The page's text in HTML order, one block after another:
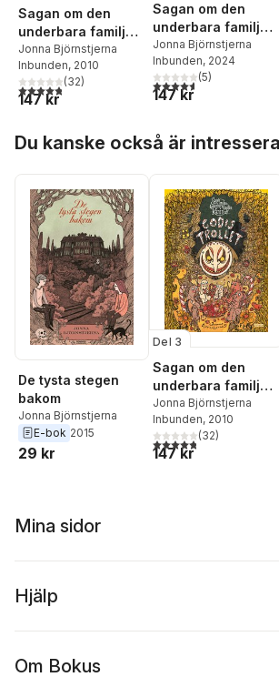
Sagan om den
underbara familjen
Kanin och
Godistrollet
Jonna Björnstjerna
Inbunden, 2010
4,8utav 5 stjärnor. Totalt antal röster:
(32)
147 kr
Sagan om den
underbara familjen
Kanin och
Döingarnas dag
Jonna Björnstjerna
Inbunden, 2024
4,6utav 5 stjärnor.
(5)
147 kr
Du kanske också är
De tysta stegen
bakom
Jonna Björnstjerna
E-bok 2015
29 kr
Del 3
Sagan om den
underbara familjen
Kanin och
Godistrollet
Jonna Björnstjerna
Inbunden, 2010
4,8utav 5 stjärnor.
(32)
147 kr
Mina sidor
Hjälp
Om Bokus